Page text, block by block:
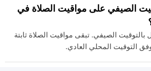
الصيفي على مواقيت الصلاة في
بالتوقيت الصيفي. تبقى مواقيت الصلاة ثابتة
التوقيت المحلي العادي.